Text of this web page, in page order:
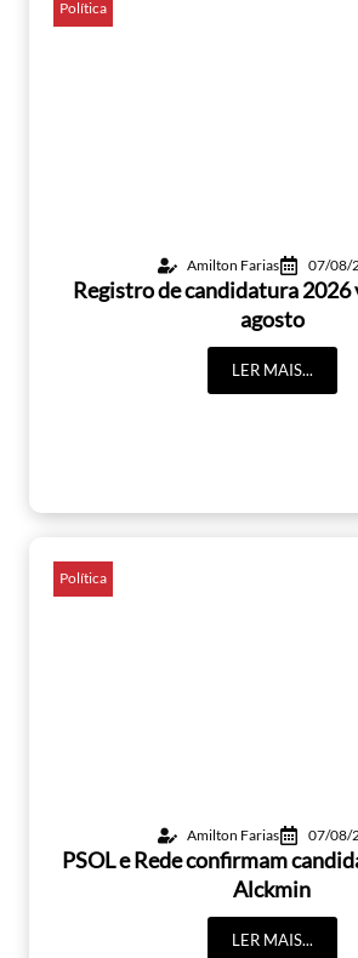
Política
Amilton Farias 07/08/
Registro de candidatura 2026
agosto
LER MAIS...
Política
Amilton Farias 07/08/
PSOL e Rede confirmam
Alckmin
LER MAIS...